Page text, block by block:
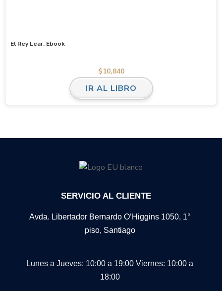
El Rey Lear. Ebook
$10,840
IR AL LIBRO
SERVICIO AL CLIENTE
Avda. Libertador Bernardo O’Higgins 1050, 1°
piso, Santiago
Lunes a Jueves: 10:00 a 19:00 Viernes: 10:00 a
18:00